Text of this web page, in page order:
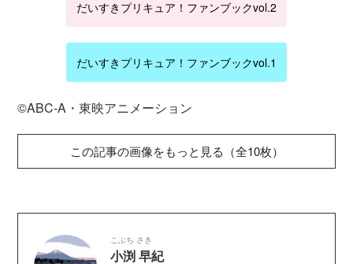
だいすきプリキュア！ファンブックvol.2
だいすきプリキュア！ファンブックvol.1
©ABC‐A・東映アニメーション
この記事の画像をもっと見る（全10枚）
こぶち さき
小渕 早紀